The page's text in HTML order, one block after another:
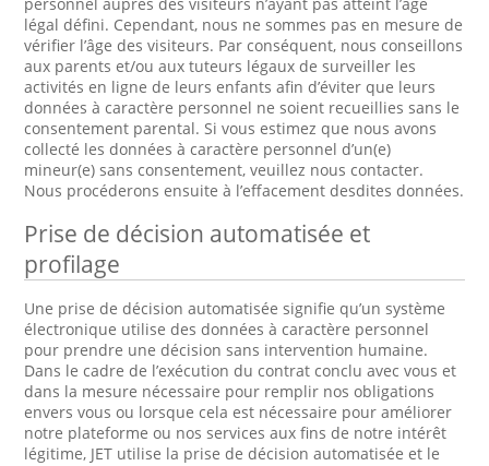
légal défini. Cependant, nous ne sommes pas en mesure de
vérifier l’âge des visiteurs. Par conséquent, nous conseillons
aux parents et/ou aux tuteurs légaux de surveiller les
activités en ligne de leurs enfants afin d’éviter que leurs
données à caractère personnel ne soient recueillies sans le
consentement parental. Si vous estimez que nous avons
collecté les données à caractère personnel d’un(e)
mineur(e) sans consentement, veuillez nous contacter.
Nous procéderons ensuite à l’effacement desdites données.
Prise de décision automatisée et
profilage
Une prise de décision automatisée signifie qu’un système
électronique utilise des données à caractère personnel
pour prendre une décision sans intervention humaine.
Dans le cadre de l’exécution du contrat conclu avec vous et
dans la mesure nécessaire pour remplir nos obligations
envers vous ou lorsque cela est nécessaire pour améliorer
notre plateforme ou nos services aux fins de notre intérêt
légitime, JET utilise la prise de décision automatisée et le